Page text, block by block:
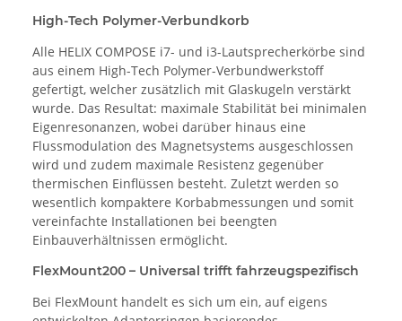
High-Tech Polymer-Verbundkorb
Alle HELIX COMPOSE i7- und i3-Lautsprecherkörbe sind
aus einem High-Tech Polymer-Verbundwerkstoff
gefertigt, welcher zusätzlich mit Glaskugeln verstärkt
wurde. Das Resultat: maximale Stabilität bei minimalen
Eigenresonanzen, wobei darüber hinaus eine
Flussmodulation des Magnetsystems ausgeschlossen
wird und zudem maximale Resistenz gegenüber
thermischen Einflüssen besteht. Zuletzt werden so
wesentlich kompaktere Korbabmessungen und somit
vereinfachte Installationen bei beengten
Einbauverhältnissen ermöglicht.
FlexMount200 – Universal trifft fahrzeugspezifisch
Bei FlexMount handelt es sich um ein, auf eigens